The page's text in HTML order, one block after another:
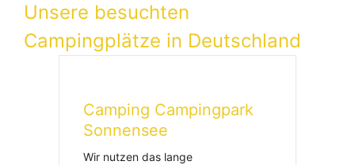
Unsere besuchten
Campingplätze in Deutschland
Camping Campingpark
Sonnensee
Wir nutzen das lange